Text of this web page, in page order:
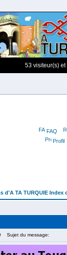
53 visiteur(s)
FAQ
Profil
d'A TA TURQUIE Index
Sujet du message: